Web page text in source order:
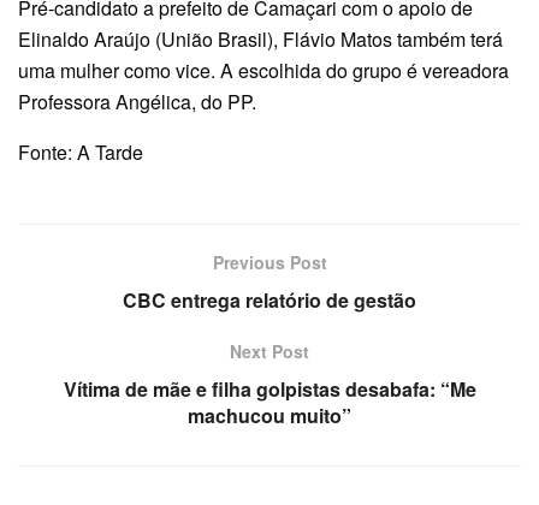
Pré-candidato a prefeito de Camaçari com o apoio de
Elinaldo Araújo (União Brasil), Flávio Matos também terá
uma mulher como vice. A escolhida do grupo é vereadora
Professora Angélica, do PP.
Fonte: A Tarde
Previous Post
CBC entrega relatório de gestão
Next Post
Vítima de mãe e filha golpistas desabafa: “Me
machucou muito”